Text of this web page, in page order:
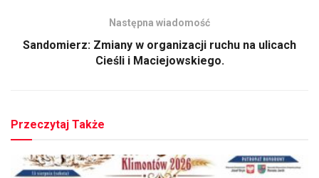
Następna wiadomość
Sandomierz: Zmiany w organizacji ruchu na ulicach
Cieśli i Maciejowskiego.
Przeczytaj Także